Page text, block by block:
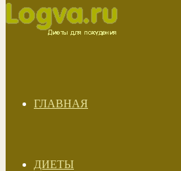
ГЛАВНАЯ
ДИЕТЫ